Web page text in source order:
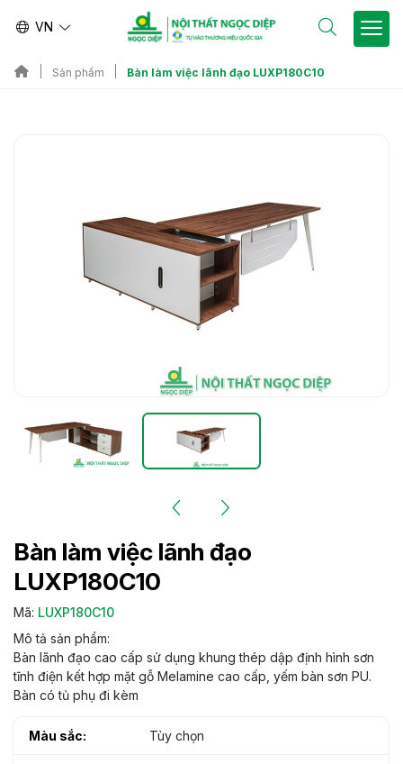
VN
Sản phẩm Bàn làm việc lãnh đạo LUXP180C10
Bàn làm việc lãnh đạo
LUXP180C10
Mã: LUXP180C10
Mô tả sản phẩm:
Bàn lãnh đạo cao cấp sử dụng khung thép dập định hình sơn
tĩnh điện kết hợp mặt gỗ Melamine cao cấp, yếm bàn sơn PU.
Bàn có tủ phụ đi kèm
Màu sắc: Tùy chọn